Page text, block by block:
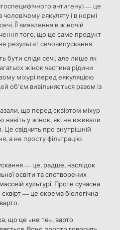
антигену) — це
еякуляту і в нормі
Її виявлення в жіночій
того, що це саме продукт
результат сечовипускання.
бути сліди сечі, але лише як
жінок частина рідини
міхурі перед еякуляцією
об’єм вивільняється разом із
що перед сквіртом міхур
у жінок, які не вживали
Це свідчить про внутрішній
а не просту фільтрацію
— це, радше, наслідок
освіти та спотворених
культурі. Проте сучасна
— це окрема біологічна
що це «не те», варто